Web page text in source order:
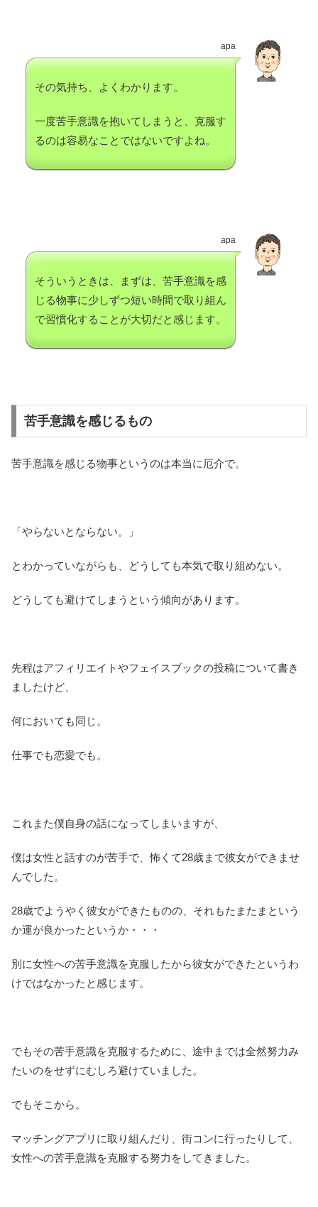
apa
その気持ち、よくわかります。
一度苦手意識を抱いてしまうと、克服す
るのは容易なことではないですよね。
apa
そういうときは、まずは、苦手意識を感
じる物事に少しずつ短い時間で取り組ん
で習慣化することが大切だと感じます。
苦手意識を感じるもの
苦手意識を感じる物事というのは本当に厄介で。
「やらないとならない。」
とわかっていながらも、どうしても本気で取り組めない。
どうしても避けてしまうという傾向があります。
先程はアフィリエイトやフェイスブックの投稿について書き
ましたけど、
何においても同じ。
仕事でも恋愛でも。
これまた僕自身の話になってしまいますが、
僕は女性と話すのが苦手で、怖くて28歳まで彼女ができませ
んでした。
28歳でようやく彼女ができたものの、それもたまたまという
か運が良かったというか・・・
別に女性への苦手意識を克服したから彼女ができたというわ
けではなかったと感じます。
でもその苦手意識を克服するために、途中までは全然努力み
たいのをせずにむしろ避けていました。
でもそこから。
マッチングアプリに取り組んだり、街コンに行ったりして、
女性への苦手意識を克服する努力をしてきました。